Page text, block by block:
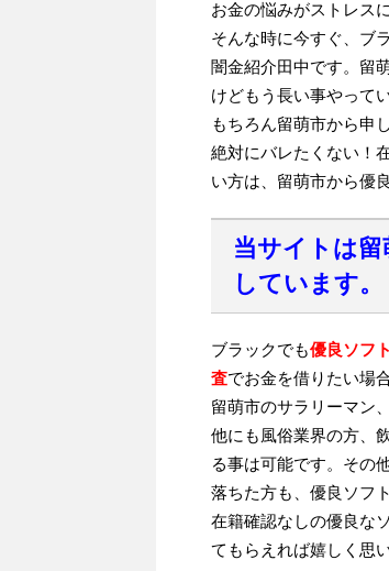
お金の悩みがストレス
そんな時に今すぐ、ブ
闇金紹介田中です。留
けどもう長い事やって
もちろん留萌市から申
絶対にバレたくない！
い方は、留萌市から優
当サイトは
しています。
ブラックでも優良ソフ
査でお金を借りたい場
留萌市のサラリーマン
他にも風俗業界の方、
る事は可能です。その
落ちた方も、優良ソフ
在籍確認なしの優良な
てもらえれば嬉しく思い